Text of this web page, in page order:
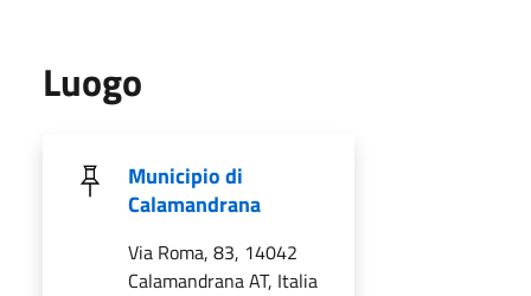
Luogo
Municipio di
Calamandrana
Via Roma, 83, 14042
Calamandrana AT, Italia